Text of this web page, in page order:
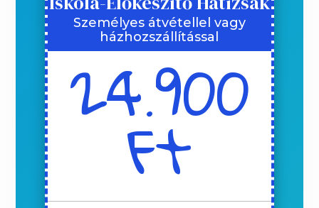
Személyes átvétellel vagy
házhozszállítással
24.900
Ft